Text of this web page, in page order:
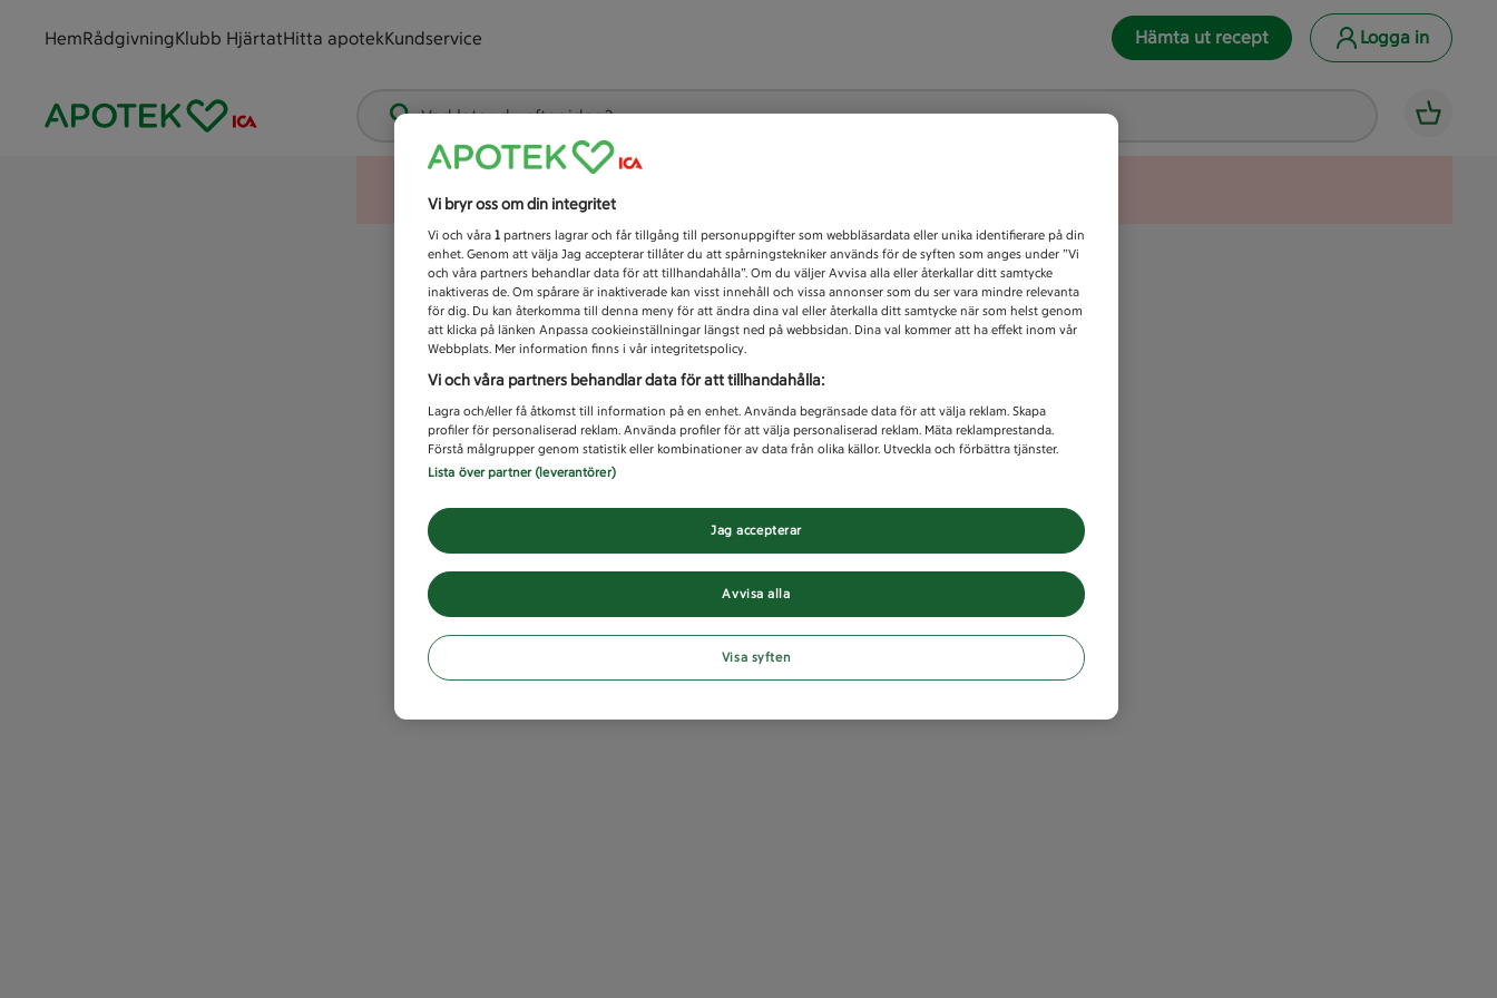
HemRådgivningKlubb HjärtatHitta apotekKundservice Hämta ut recept Logga in
Vad letar du efter idag?
Vi bryr oss om din integritet
Vi och våra 1 partners lagrar och får tillgång till personuppgifter som webbläsardata eller unika identifierare på din
enhet. Genom att välja Jag accepterar tillåter du att spårningstekniker används för de syften som anges under ”Vi
och våra partners behandlar data för att tillhandahålla”. Om du väljer Avvisa alla eller återkallar ditt samtycke
inaktiveras de. Om spårare är inaktiverade kan visst innehåll och vissa annonser som du ser vara mindre relevanta
för dig. Du kan återkomma till denna meny för att ändra dina val eller återkalla ditt samtycke när som helst genom
att klicka på länken Anpassa cookieinställningar längst ned på webbsidan. Dina val kommer att ha effekt inom vår
Webbplats. Mer information finns i vår integritetspolicy.
Vi och våra partners behandlar data för att tillhandahålla:
Lagra och/eller få åtkomst till information på en enhet. Använda begränsade data för att välja reklam. Skapa
profiler för personaliserad reklam. Använda profiler för att välja personaliserad reklam. Mäta reklamprestanda.
Förstå målgrupper genom statistik eller kombinationer av data från olika källor. Utveckla och förbättra tjänster.
Lista över partner (leverantörer)
Avvisa alla
Jag accepterar
Visa syften